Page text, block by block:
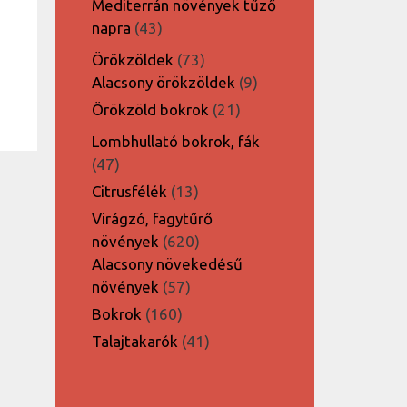
Mediterrán növények tűző
napra 4343
termék
Örökzöldek 7373
termék
Alacsony örökzöldek 99
Örökzöld bokrok 2121
termék
Lombhullató bokrok, fák
4747
termék
Citrusfélék 1313
termék
Virágzó, fagytűrő
növények 620620
termék
Alacsony növekedésű
növények 5757
Bokrok 160160
termék
Talajtakarók 4141